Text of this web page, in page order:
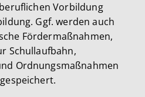
Vorbildung
Ggf. werden auch
Fördermaßnahmen,
Schullaufbahn,
Ordnungsmaßnahmen